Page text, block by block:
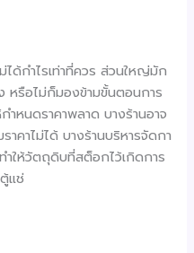
ได้กำไรเท่าที่ควร ส่วนใหญ่มัก
หรือไม่ก็มองข้ามขั้นตอนการ
ำหนดราคาพลาด บางร้านอาจ
คาไม่ได้ บางร้านบริหารจัดกา
ให้วัตถุดิบที่สต็อกไว้เกิดการ
แช่